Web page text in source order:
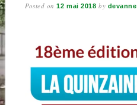
Posted on12 mai 2018 by devanne